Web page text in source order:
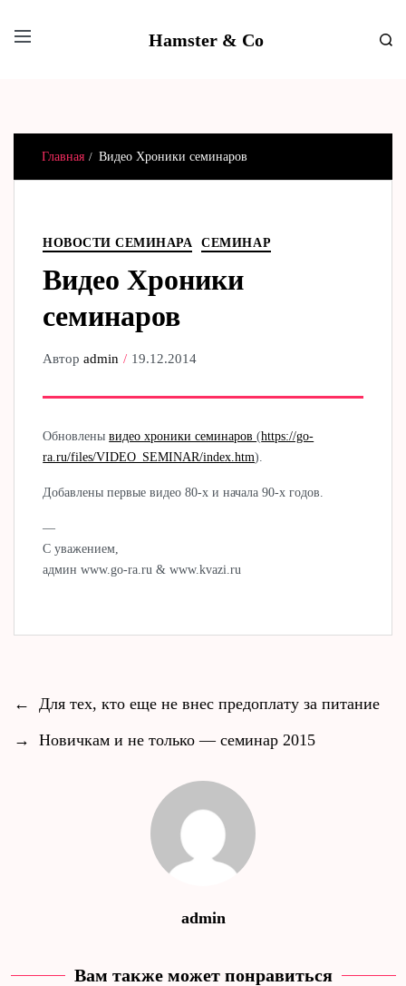
Hamster & Co
Главная Видео Хроники семинаров
НОВОСТИ СЕМИНАРА СЕМИНАР
Видео Хроники
семинаров
Авторadmin 19.12.2014
Обновленывидео хроники семинаров(https://go-
ra.ru/files/VIDEO_SEMINAR/index.htm).
Добавлены первые видео 80-х и начала 90-х годов.
—
С уважением,
админ www.go-ra.ru & www.kvazi.ru
←
Для тех, кто еще не внес предоплату за питание
→
Новичкам и не только — семинар 2015
admin
Вам также может понравиться